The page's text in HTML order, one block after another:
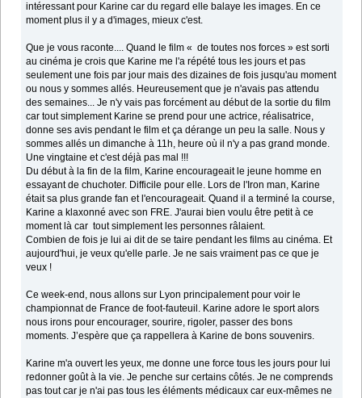
intéressant pour Karine car du regard elle balaye les images. En ce
moment plus il y a d'images, mieux c'est.
Que je vous raconte.... Quand le film « de toutes nos forces » est sorti
au cinéma je crois que Karine me l'a répété tous les jours et pas
seulement une fois par jour mais des dizaines de fois jusqu'au moment
ou nous y sommes allés. Heureusement que je n'avais pas attendu
des semaines... Je n'y vais pas forcément au début de la sortie du film
car tout simplement Karine se prend pour une actrice, réalisatrice,
donne ses avis pendant le film et ça dérange un peu la salle. Nous y
sommes allés un dimanche à 11h, heure où il n'y a pas grand monde.
Une vingtaine et c'est déjà pas mal !!!
Du début à la fin de la film, Karine encourageait le jeune homme en
essayant de chuchoter. Difficile pour elle. Lors de l'Iron man, Karine
était sa plus grande fan et l'encourageait. Quand il a terminé la course,
Karine a klaxonné avec son FRE. J'aurai bien voulu être petit à ce
moment là car tout simplement les personnes râlaient.
Combien de fois je lui ai dit de se taire pendant les films au cinéma. Et
aujourd'hui, je veux qu'elle parle. Je ne sais vraiment pas ce que je
veux !
Ce week-end, nous allons sur Lyon principalement pour voir le
championnat de France de foot-fauteuil. Karine adore le sport alors
nous irons pour encourager, sourire, rigoler, passer des bons
moments. J’espère que ça rappellera à Karine de bons souvenirs.
Karine m'a ouvert les yeux, me donne une force tous les jours pour lui
redonner goût à la vie. Je penche sur certains côtés. Je ne comprends
pas tout car je n'ai pas tous les éléments médicaux car eux-mêmes ne